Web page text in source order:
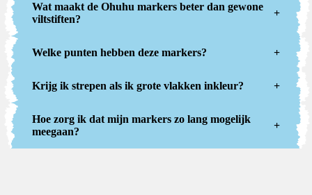
Wat maakt de Ohuhu markers beter dan gewone
viltstiften?
+
Welke punten hebben deze markers? +
Krijg ik strepen als ik grote vlakken inkleur? +
Hoe zorg ik dat mijn markers zo lang mogelijk
meegaan?
+